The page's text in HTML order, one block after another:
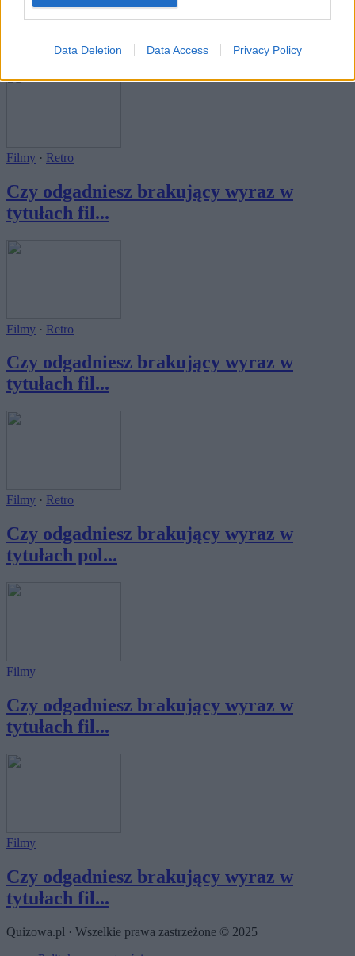
Data Deletion Data Access Privacy Policy
Czy odgadniesz brakujący wyraz w
tytułach fil...
Filmy · Retro
Czy odgadniesz brakujący wyraz w
tytułach fil...
Filmy · Retro
Czy odgadniesz brakujący wyraz w
tytułach fil...
Filmy · Retro
Czy odgadniesz brakujący wyraz w
tytułach pol...
Filmy
Czy odgadniesz brakujący wyraz w
tytułach fil...
Filmy
Czy odgadniesz brakujący wyraz w
tytułach fil...
Quizowa.pl · Wszelkie prawa zastrzeżone © 2025